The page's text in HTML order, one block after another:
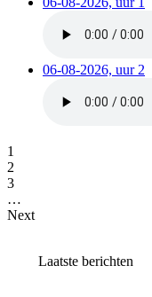
06-08-2026, uur 2
1
2
3
…
Next
Laatste berichten